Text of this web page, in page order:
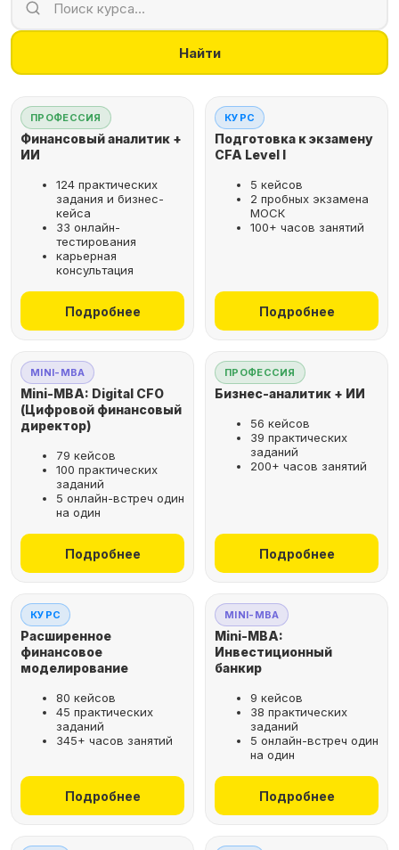
Найти
ПРОФЕССИЯ
Финансовый аналитик +
ИИ
124 практических
задания и бизнес-
кейса
33 онлайн-
тестирования
карьерная
консультация
Подробнее
КУРС
Подготовка к экзамену
CFA Level I
5 кейсов
2 пробных экзамена
МОСК
100+ часов занятий
Подробнее
MINI-MBA
Mini-MBA: Digital CFO
(Цифровой финансовый
директор)
79 кейсов
100 практических
заданий
5 онлайн-встреч один
на один
Подробнее
ПРОФЕССИЯ
Бизнес-аналитик + ИИ
56 кейсов
39 практических
заданий
200+ часов занятий
Подробнее
КУРС
Расширенное
финансовое
моделирование
80 кейсов
45 практических
заданий
345+ часов занятий
Подробнее
MINI-MBA
Mini-MBA:
Инвестиционный
банкир
9 кейсов
38 практических
заданий
5 онлайн-встреч один
на один
Подробнее